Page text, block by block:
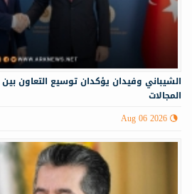
الشيباني وفيدان يؤكدان توسيع التعاون
المجالات
Aug 06 2026